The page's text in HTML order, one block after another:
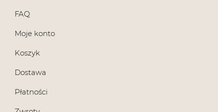
FAQ
Moje konto
Koszyk
Dostawa
Płatności